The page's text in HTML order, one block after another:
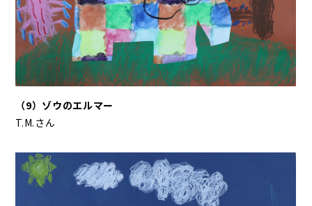
（9）ゾウのエルマー
T.M.さん